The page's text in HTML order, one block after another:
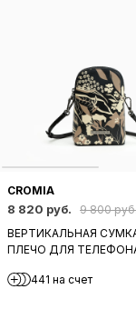
CROMIA
8 820 руб.
9 800
ВЕРТИКАЛЬНАЯ
ПЛЕЧО ДЛЯ
ЦВЕТОЧНЫМ БЕЖЕВЫМ
441 на счет